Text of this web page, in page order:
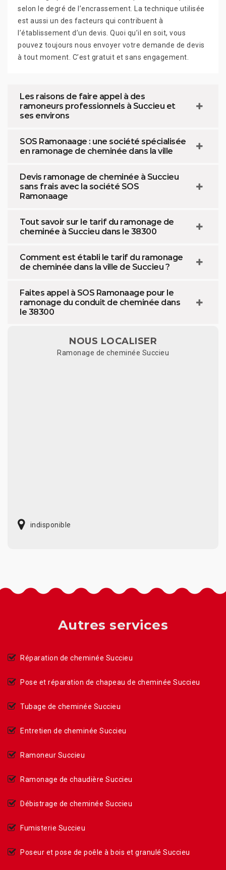
selon le degré de l’encrassement. La technique utilisée
est aussi un des facteurs qui contribuent à
l’établissement d’un devis. Quoi qu’il en soit, vous
pouvez toujours nous envoyer votre demande de devis
à tout moment. C’est gratuit et sans engagement.
Les raisons de faire appel à des
ramoneurs professionnels à Succieu et
ses environs
SOS Ramonaage : une société spécialisée
en ramonage de cheminée dans la ville
Devis ramonage de cheminée à Succieu
sans frais avec la société SOS
Ramonaage
Tout savoir sur le tarif du ramonage de
cheminée à Succieu dans le 38300
Comment est établi le tarif du ramonage
de cheminée dans la ville de Succieu ?
Faites appel à SOS Ramonaage pour le
ramonage du conduit de cheminée dans
le 38300
NOUS LOCALISER
Ramonage de cheminée Succieu
indisponible
Autres services
Réparation de cheminée Succieu
Pose et réparation de chapeau de cheminée Succieu
Tubage de cheminée Succieu
Entretien de cheminée Succieu
Ramoneur Succieu
Ramonage de chaudière Succieu
Débistrage de cheminée Succieu
Fumisterie Succieu
Poseur et pose de poêle à bois et granulé Succieu